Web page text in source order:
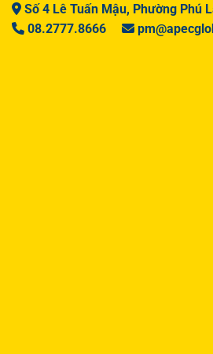
Số 4 Lê Tuấn Mậu, Phường Phú
08.2777.8666